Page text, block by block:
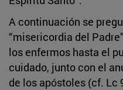
A continuación se
“misericordia del
los enfermos hasta el
cuidado, junto con el
de los apóstoles (cf. Lc